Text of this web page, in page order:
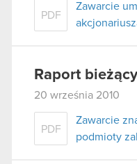
PDF
Zawarcie
Raport
20 września 2010
PDF
Zawarcie
podmioty